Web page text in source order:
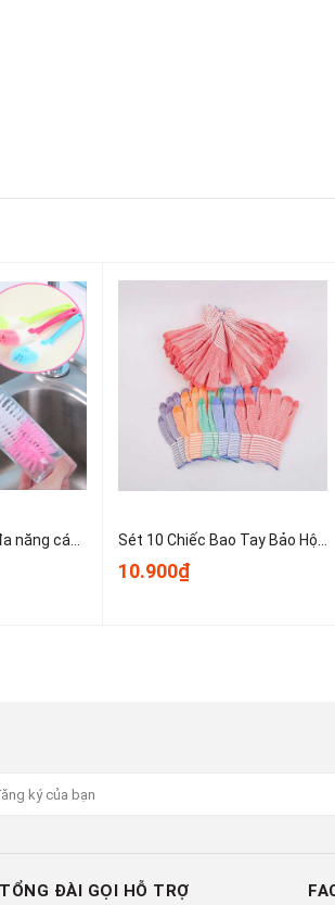
Bàn chải vệ sinh đa năng cán dài dùng để vệ sinh nồi, cốc, tách trà, bình giữ nhiệt, bình sữa trẻ em A1934 Sét 10 Chiếc Bao Tay Bảo Hộ Lao Động ,Găng tay đan sọc nhiều màu, găng tay làm việc, găng tay len A0331
10.900₫
TỔNG ĐÀI GỌI HỖ TRỢ